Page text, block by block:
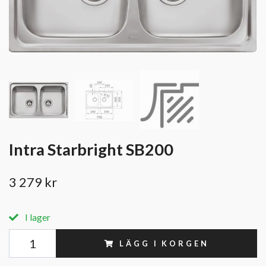
Intra Starbright SB200
3 279 kr
I lager
LÄGG I KORGEN